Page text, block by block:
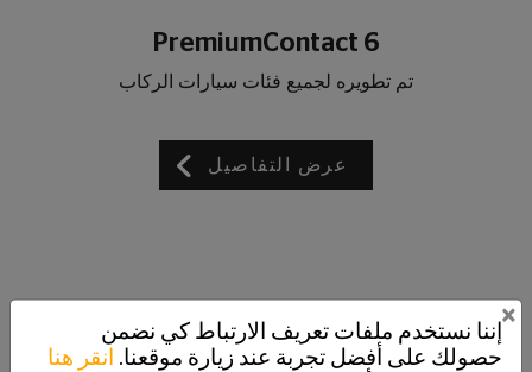
PremiumContact 6
تم تطويره لجميع فئات سيارات الركاب
عرض التفاصيل
إننا نستخدم ملفات تعريف الارتباط كي نضمن
حصولك على أفضل تجربة عند زيارة موقعنا. انقر هنا
×